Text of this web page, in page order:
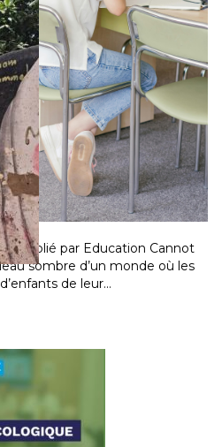
de la guerre, des
déplacements de
publié par Education Cannot
sombre d’un monde où les
de leur…